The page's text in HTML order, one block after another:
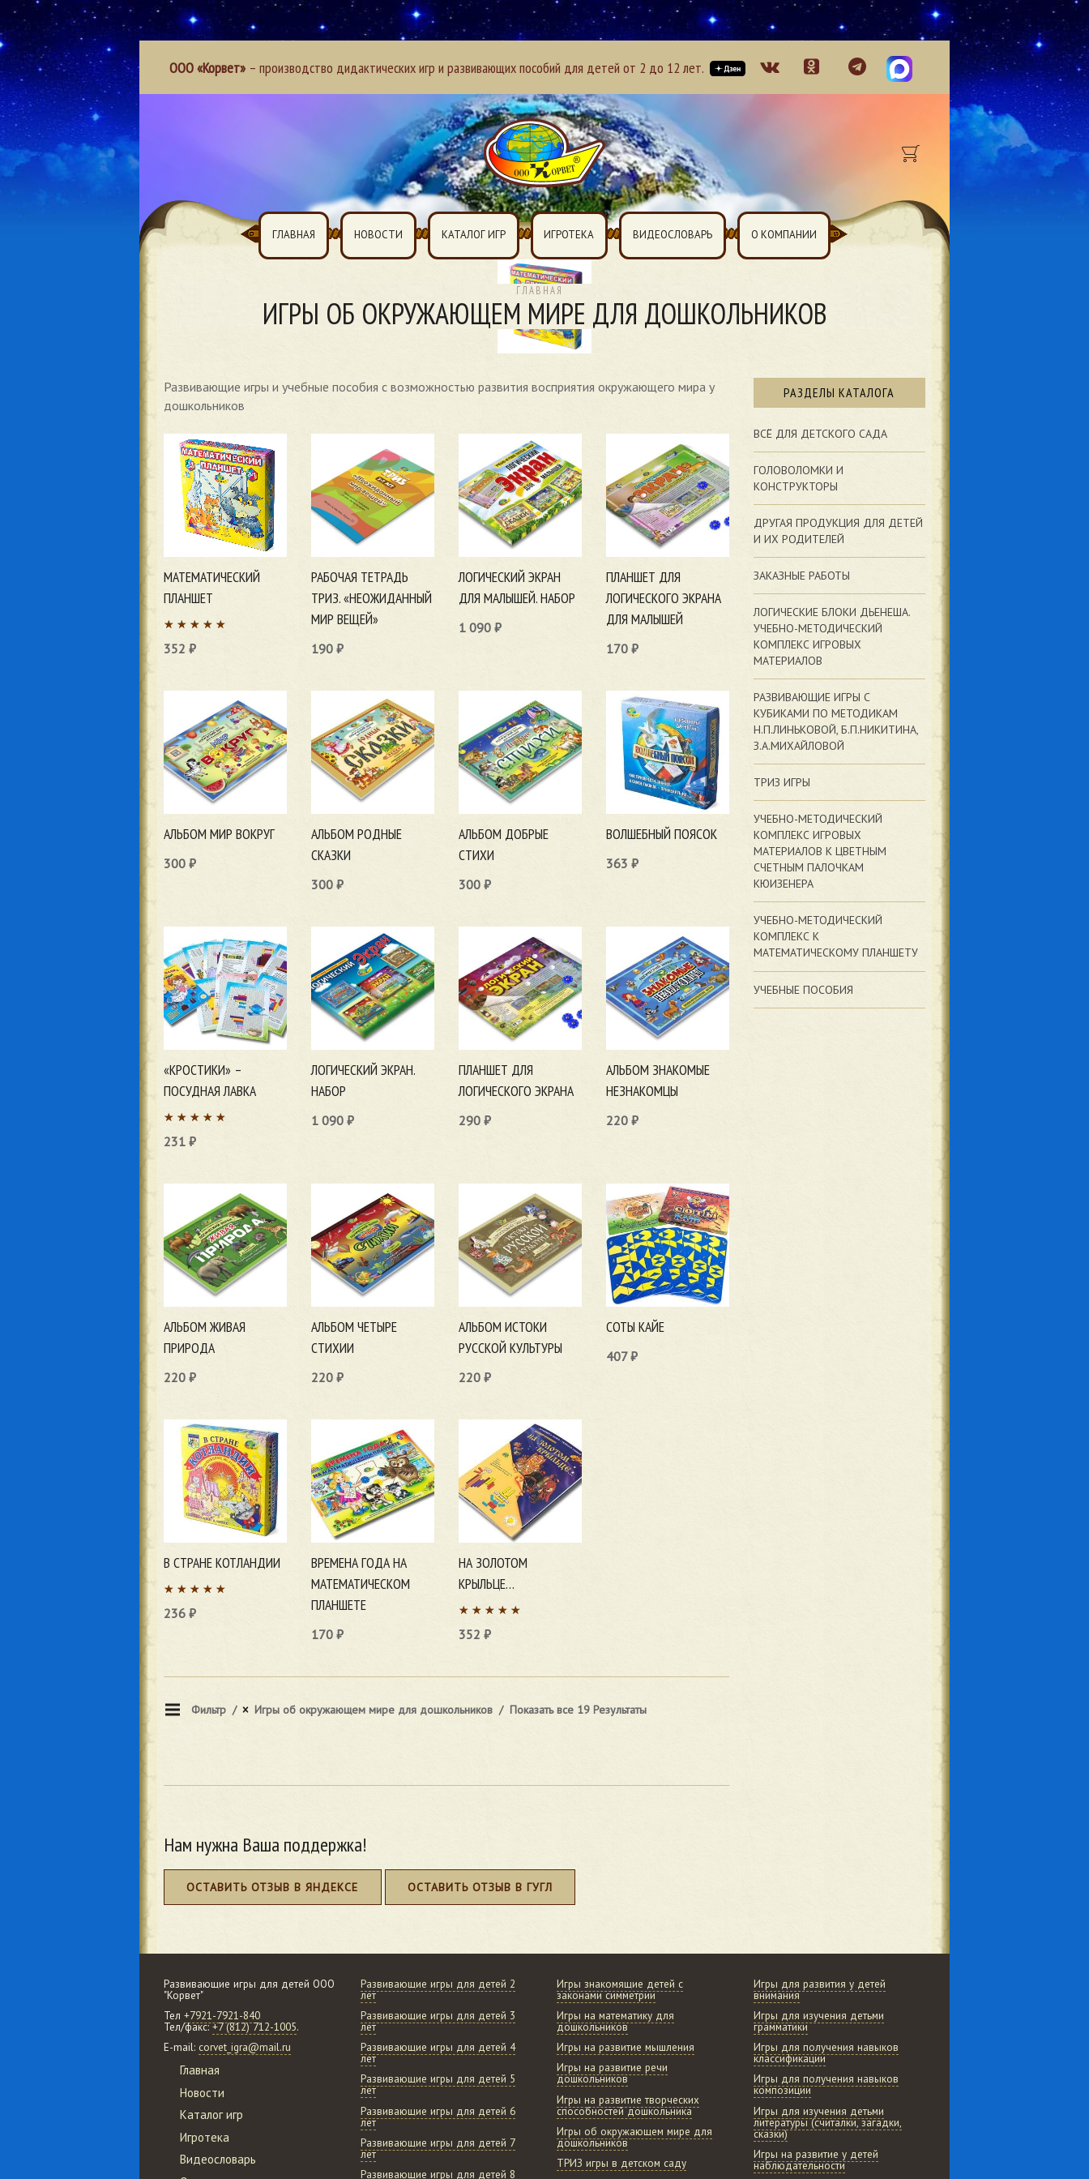
ООО «Корвет»– производство дидактических игр и развивающих пособий для детей от 2 до 12 лет.
ГЛАВНАЯ НОВОСТИ КАТАЛОГ ИГР ИГРОТЕКА ВИДЕОСЛОВАРЬ О КОМПАНИИ
ГЛАВНАЯ
ИГРЫ ОБ ОКРУЖАЮЩЕМ МИРЕ ДЛЯ ДОШКОЛЬНИКОВ
Развивающие игры и учебные пособия с возможностью развития восприятия окружающего мира у
дошкольников
МАТЕМАТИЧЕСКИЙ
ПЛАНШЕТ
352 ₽
РАБОЧАЯ ТЕТРАДЬ
ТРИЗ. «НЕОЖИДАННЫЙ
МИР ВЕЩЕЙ»
190 ₽
ЛОГИЧЕСКИЙ ЭКРАН
ДЛЯ МАЛЫШЕЙ. НАБОР
1 090 ₽
ПЛАНШЕТ ДЛЯ
ЛОГИЧЕСКОГО ЭКРАНА
ДЛЯ МАЛЫШЕЙ
170 ₽
АЛЬБОМ МИР ВОКРУГ
300 ₽
АЛЬБОМ РОДНЫЕ
СКАЗКИ
300 ₽
АЛЬБОМ ДОБРЫЕ
СТИХИ
300 ₽
ВОЛШЕБНЫЙ ПОЯСОК
363 ₽
«КРОСТИКИ» –
ПОСУДНАЯ ЛАВКА
231 ₽
ЛОГИЧЕСКИЙ ЭКРАН.
НАБОР
1 090 ₽
ПЛАНШЕТ ДЛЯ
ЛОГИЧЕСКОГО ЭКРАНА
290 ₽
АЛЬБОМ ЗНАКОМЫЕ
НЕЗНАКОМЦЫ
220 ₽
АЛЬБОМ ЖИВАЯ
ПРИРОДА
220 ₽
АЛЬБОМ ЧЕТЫРЕ
СТИХИИ
220 ₽
АЛЬБОМ ИСТОКИ
РУССКОЙ КУЛЬТУРЫ
220 ₽
СОТЫ КАЙЕ
407₽
В СТРАНЕ КОТЛАНДИИ
236 ₽
ВРЕМЕНА ГОДА НА
МАТЕМАТИЧЕСКОМ
ПЛАНШЕТЕ
170 ₽
НА ЗОЛОТОМ
КРЫЛЬЦЕ…
352 ₽
Фильтр Игры об окружающем мире для дошкольников Показать все 19 Результаты
РАЗДЕЛЫ КАТАЛОГА
ВСЁ ДЛЯ ДЕТСКОГО САДА
ГОЛОВОЛОМКИ И
КОНСТРУКТОРЫ
ДРУГАЯ ПРОДУКЦИЯ ДЛЯ ДЕТЕЙ
И ИХ РОДИТЕЛЕЙ
ЗАКАЗНЫЕ РАБОТЫ
ЛОГИЧЕСКИЕ БЛОКИ ДЬЕНЕША.
УЧЕБНО-МЕТОДИЧЕСКИЙ
КОМПЛЕКС ИГРОВЫХ
МАТЕРИАЛОВ
РАЗВИВАЮЩИЕ ИГРЫ С
КУБИКАМИ ПО МЕТОДИКАМ
Н.П.ЛИНЬКОВОЙ, Б.П.НИКИТИНА,
З.А.МИХАЙЛОВОЙ
ТРИЗ ИГРЫ
УЧЕБНО-МЕТОДИЧЕСКИЙ
КОМПЛЕКС ИГРОВЫХ
МАТЕРИАЛОВ К ЦВЕТНЫМ
СЧЕТНЫМ ПАЛОЧКАМ
КЮИЗЕНЕРА
УЧЕБНО-МЕТОДИЧЕСКИЙ
КОМПЛЕКС К
МАТЕМАТИЧЕСКОМУ ПЛАНШЕТУ
УЧЕБНЫЕ ПОСОБИЯ
Нам нужна Ваша поддержка!
ОСТАВИТЬ ОТЗЫВ В ЯНДЕКСЕ ОСТАВИТЬ ОТЗЫВ В ГУГЛ
Развивающие игры для детей ООО
"Корвет"
Тел +7921-7921-840
Тел/факс:+7 (812) 712-1005.
E-mail: corvet_igra@mail.ru
Главная
Новости
Каталог игр
Игротека
Видеословарь
Развивающие игры для детей 2
лет
Развивающие игры для детей 3
лет
Развивающие игры для детей 4
лет
Развивающие игры для детей 5
лет
Развивающие игры для детей 6
лет
Развивающие игры для детей 7
лет
Развивающие игры для детей 8
Игры знакомящие детей с
законами симметрии
Игры на математику для
дошкольников
Игры на развитие мышления
Игры на развитие речи
дошкольников
Игры на развитие творческих
способностей дошкольника
Игры об окружающем мире для
дошкольников
ТРИЗ игры в детском саду
Игры для развития у детей
внимания
Игры для изучения детьми
грамматики
Игры для получения навыков
классификации
Игры для получения навыков
композиции
Игры для изучения детьми
литературы (считалки, загадки,
сказки)
Игры на развитие у детей
наблюдательности